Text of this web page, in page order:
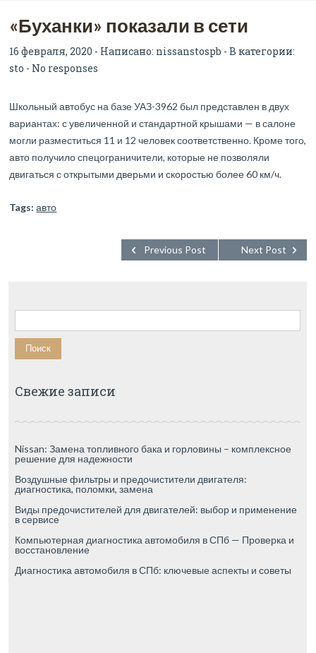
«Буханки» показали в сети
16 февраля, 2020 - Написано: nissanstospb - В категории:
sto - No responses
Школьный автобус на базе УАЗ-3962 был представлен в двух
вариантах: с увеличенной и стандартной крышами — в салоне
могли разместиться 11 и 12 человек соответственно. Кроме того,
авто получило спецограничители, которые не позволяли
двигаться с открытыми дверьми и скоростью более 60 км/ч.
Tags: авто
Next Post
Previous Post
Найти:
Свежие записи
Nissan: Замена топливного бака и горловины – комплексное
решение для надежности
Воздушные фильтры и предочистители двигателя:
диагностика, поломки, замена
Виды предочистителей для двигателей: выбор и применение
в сервисе
Компьютерная диагностика автомобиля в СПб — Проверка и
восстановление
Диагностика автомобиля в СПб: ключевые аспекты и советы